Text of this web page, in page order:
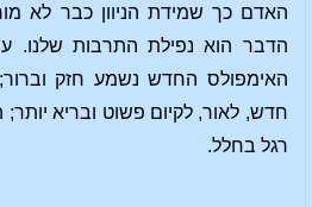
האדם כך שמידת הניוון כבר לא
הדבר הוא נפילת התרבות שלנו.
האימפולס החדש נשמע חזק
חדש, לאור, לקיום פשוט ובריא
רגל בחלל.